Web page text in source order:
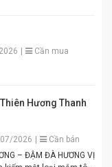
Cần mua
Hương Thanh
2026
Cần bán
– ĐẬM ĐÀ HƯƠNG VỊ